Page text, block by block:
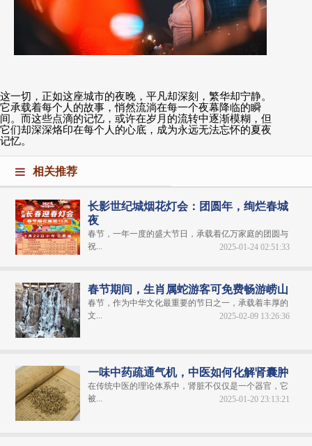
这一切，正如这座城市的夜晚，平凡却深刻，繁华却宁静。
它承载着每个人的故事，悄然流淌在每一个夜幕降临的瞬
间。而这些点滴的记忆，或许在岁月的流转中逐渐模糊，但
它们却深深烙印在每个人的心底，成为永远无法忘怀的夏夜
记忆。
相关推荐
长影世纪城烟花灯会：团圆年，绚烂春城
夜
春节，一年一度的盛大节日，承载着亿万家庭的团圆与
祝...
2025-01-24 02:51:33
春节期间，生肖属蛇游客可免费畅游崂山
春节，作为中华文化最重要的节日之一，承载着丰厚的
文...
2025-02-09 13:26:36
一味中药疏通气机，中医如何化解肾囊肿
在传统中医的理论体系中，肾脏不仅仅是一个器官，它
被...
2025-01-20 23:13:21